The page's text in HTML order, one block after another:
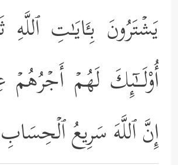
یَشۡتَرُونَ بِـَٔایَـٰتِ ٱللَّهِ
أُوْلَــٰۤىِٕكَ لَهُمۡ
إِنَّ ٱللَّهَ سَرِیعُ ٱلۡحِسَابِ